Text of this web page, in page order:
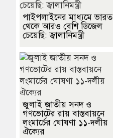
পাইপলাইনের মাধ্যমে ভারত
থেকে আরও বেশি ডিজেল
চেয়েছি: জ্বালানিমন্ত্রী
জুলাই জাতীয় সনদ ও
গণভোটের রায় বাস্তবায়নে
লংমার্চের ঘোষণা ১১-দলীয়
ঐক্যের